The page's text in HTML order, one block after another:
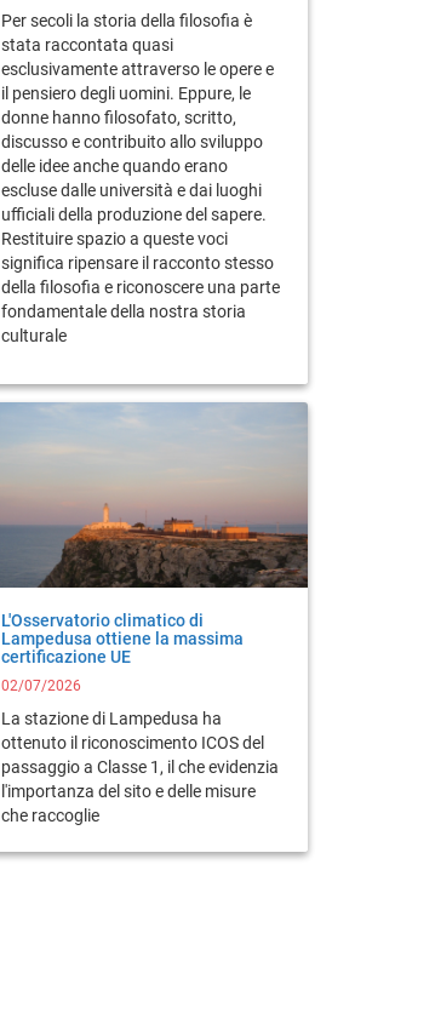
Per secoli la storia della filosofia è
stata raccontata quasi
esclusivamente attraverso le opere e
il pensiero degli uomini. Eppure, le
donne hanno filosofato, scritto,
discusso e contribuito allo sviluppo
delle idee anche quando erano
escluse dalle università e dai luoghi
ufficiali della produzione del sapere.
Restituire spazio a queste voci
significa ripensare il racconto stesso
della filosofia e riconoscere una parte
fondamentale della nostra storia
culturale
L'Osservatorio climatico di
Lampedusa ottiene la massima
certificazione UE
02/07/2026
La stazione di Lampedusa ha
ottenuto il riconoscimento ICOS del
passaggio a Classe 1, il che evidenzia
l'importanza del sito e delle misure
che raccoglie